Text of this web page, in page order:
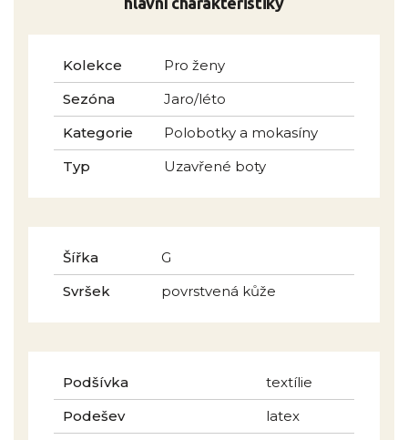
Kolekce
Pro ženy
Sezóna
Jaro/léto
Kategorie
Polobotky a mokasíny
Typ
Uzavřené boty
Šířka
G
Svršek
povrstvená kůže
Podšívka
textílie
Podešev
latex